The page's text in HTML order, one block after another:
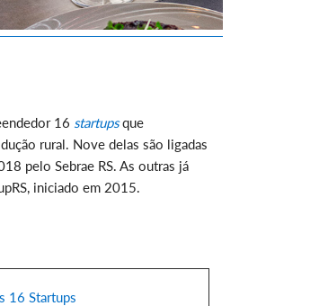
16 startups que
rural. Nove delas são ligadas
pelo Sebrae RS. As outras já
iniciado em 2015.
16 Startups